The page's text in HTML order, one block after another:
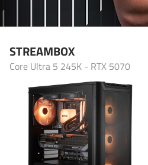
STREAMBOX
Core Ultra 5 245K - RTX 5070